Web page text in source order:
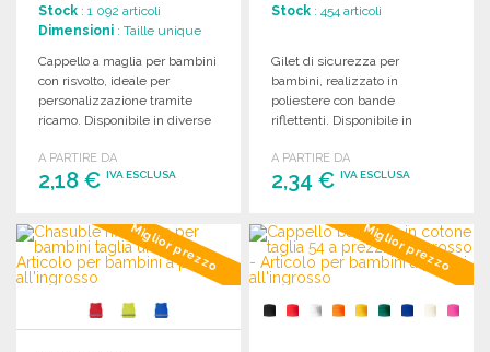
Stock : 1 092 articoli
Dimensioni : Taille unique
Cappello a maglia per bambini
con risvolto, ideale per
personalizzazione tramite
ricamo. Disponibile in diverse
A PARTIRE DA
2,18 € IVA ESCLUSA
ORDINARE
Richiedi un preventivo
Stock : 454 articoli
Gilet di sicurezza per
bambini, realizzato in
poliestere con bande
riflettenti. Disponibile in
A PARTIRE DA
2,34 €IVA ESCLUSA
ORDINARE
Richiedi un preventivo
Miglior prezzo Miglior prezzo